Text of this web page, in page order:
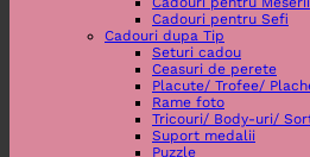
Cadouri pentru Sefi
Cadouri dupa Tip
Seturi cadou
Ceasuri de perete
Placute/ Trofee/
Rame foto
Tricouri/ Body-uri/
Suport medalii
Puzzle